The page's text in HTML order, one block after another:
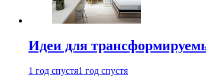
Идеи для
1 год спустя1 год спустя